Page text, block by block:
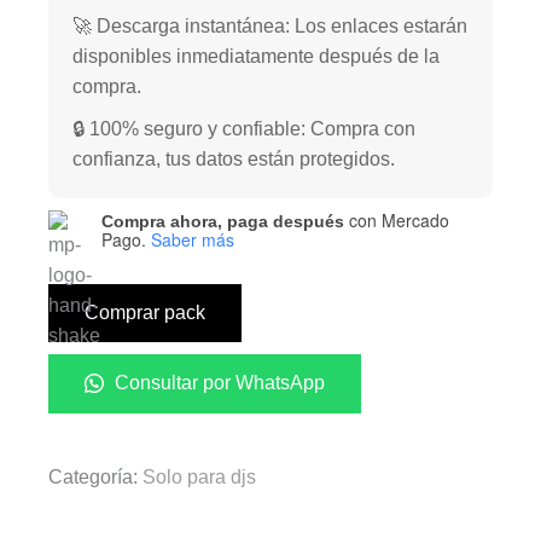
🚀 Descarga instantánea: Los enlaces estarán
disponibles inmediatamente después de la
compra.
🔒 100% seguro y confiable: Compra con
confianza, tus datos están protegidos.
Compra ahora, paga después con Mercado
Pago. Saber más
Comprar pack
Consultar por WhatsApp
Categoría: Solo para djs